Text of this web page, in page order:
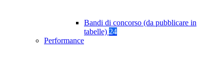
Bandi di concorso (da pubblicare in
tabelle) 24
Performance